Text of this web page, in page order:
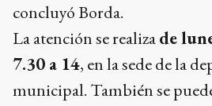
concluyó Borda.
La atención se realizade
7.30 a 14, en la sede de la
municipal. También se